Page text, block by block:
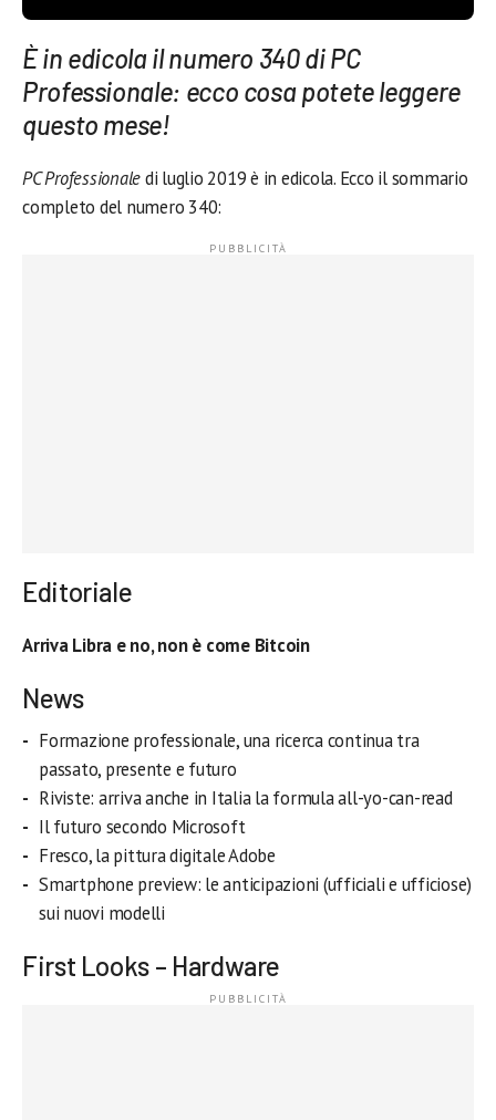
È in edicola il numero 340 di PC
Professionale: ecco cosa potete leggere
questo mese!
PC Professionaledi luglio 2019 è in edicola. Ecco il sommario
completo del numero 340:
Editoriale
Arriva Libra e no, non è come Bitcoin
News
Formazione professionale, una ricerca continua tra
passato, presente e futuro
Riviste: arriva anche in Italia la formula all-yo-can-read
Il futuro secondo Microsoft
Fresco, la pittura digitale Adobe
Smartphone preview: le anticipazioni (ufficiali e ufficiose)
sui nuovi modelli
First Looks – Hardware